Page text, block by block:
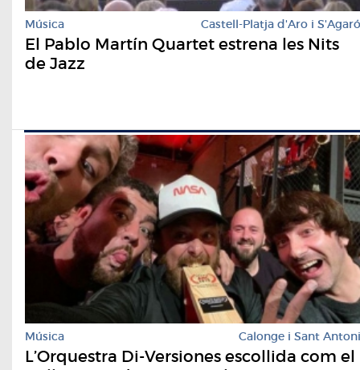
Música Castell-Platja d'Aro i S'Agaró
El Pablo Martín Quartet estrena les Nits
de Jazz
Música Calonge i Sant Antoni
L’Orquestra Di-Versiones escollida com el